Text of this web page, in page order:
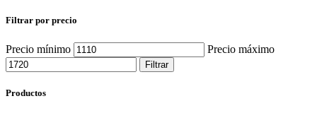
Filtrar por precio
Precio mínimo Precio máximo
Filtrar
Productos